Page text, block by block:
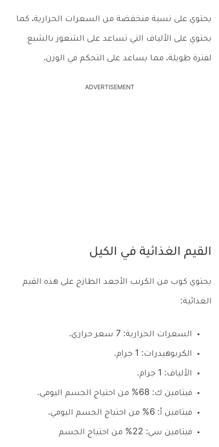
يحتوي على نسبة منخفضة من السعرات الحرارية، كما
يحتوي على الألياف التي تساعد على الشعور بالشبع
لفترة طويلة، مما يساعد على التحكم في الوزن.
ADVERTISEMENT
القيم الغذائية في الكيل
يحتوي كوب من الكرنب الأجعد الطازج على هذه القيم
الغذائية:
السعرات الحرارية: 7 سعر حراري.
الكربوهيدرات: 1 جرام.
الألياف: 1 جرام.
فيتامين ك: 68% من احتياج الجسم اليومي.
فيتامين أ: 6% من احتياج الجسم اليومي.
فيتامين سي: 22% من احتياج الجسم